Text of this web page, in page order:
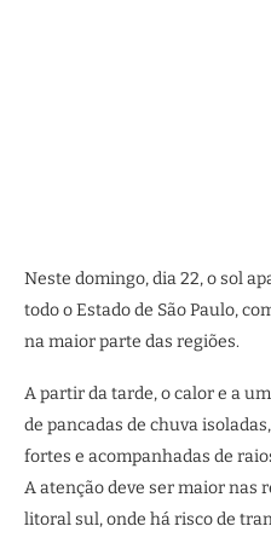
Neste domingo, dia 22, o sol
todo o Estado de São Paulo,
na maior parte das regiões.
A partir da tarde, o calor e a
de pancadas de chuva
fortes e acompanhadas de
A atenção deve ser maior nas
litoral sul, onde há risco de